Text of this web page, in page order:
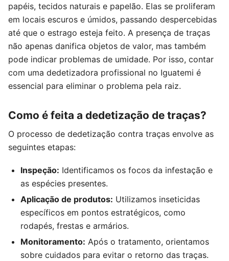
papéis, tecidos naturais e papelão. Elas se proliferam
em locais escuros e úmidos, passando despercebidas
até que o estrago esteja feito. A presença de traças
não apenas danifica objetos de valor, mas também
pode indicar problemas de umidade. Por isso, contar
com uma dedetizadora profissional no Iguatemi é
essencial para eliminar o problema pela raiz.
Como é feita a dedetização de traças?
O processo de dedetização contra traças envolve as
seguintes etapas:
Inspeção: Identificamos os focos da infestação e
as espécies presentes.
Aplicação de produtos: Utilizamos inseticidas
específicos em pontos estratégicos, como
rodapés, frestas e armários.
Monitoramento: Após o tratamento, orientamos
sobre cuidados para evitar o retorno das traças.